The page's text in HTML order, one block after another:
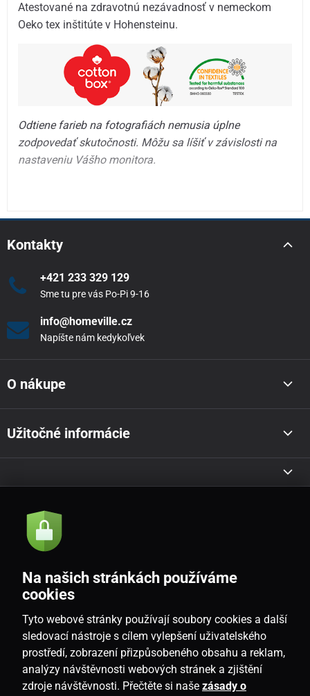
Atestované na zdravotnú nezávadnosť v nemeckom
Oeko tex inštitúte v Hohensteinu.
Odtiene farieb na fotografiách nemusia úplne
zodpovedať skutočnosti. Môžu sa líšiť v závislosti na
nastaveniu Vášho monitora.
Kontakty
+421 233 329 129
Sme tu pre vás Po-Pi 9-16
info@homeville.cz
Napíšte nám kedykoľvek
O nákupe
Užitočné informácie
Akcie a novinky e-mailom
Souhlasím sezásadami zpracování osobních údajů
SK
Na našich stránkách používáme
cookies
Tyto webové stránky používají soubory cookies a další
sledovací nástroje s cílem vylepšení uživatelského
prostředí, zobrazení přizpůsobeného obsahu a reklam,
analýzy návštěvnosti webových stránek a zjištění
zdroje návštěvnosti. Přečtěte si naše zásady o